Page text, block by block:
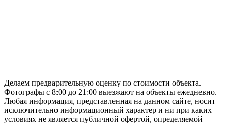
Делаем предварительную оценку по стоимости объекта.
Фотографы с 8:00 до 21:00 выезжают на объекты ежедневно.
Любая информация, представленная на данном сайте, носит
исключительно информационный характер и ни при каких
условиях не является публичной офертой, определяемой